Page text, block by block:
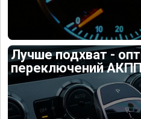
Лучше подхват -
переключений